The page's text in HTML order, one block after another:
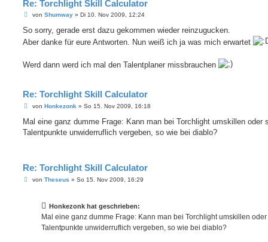
Re: Torchlight Skill Calculator
B
i
r
von Shumway» Di 10. Nov 2009, 12:24
So sorry, gerade erst dazu gekommen wieder reinzugucken.
Aber danke für eure Antworten. Nun weiß ich ja was mich erwartet
Werd dann werd ich mal den Talentplaner missbrauchen
Re: Torchlight Skill Calculator
B
i
r
von Honkezonk » So 15. Nov 2009, 16:18
Mal eine ganz dumme Frage: Kann man bei Torchlight umskillen oder
Talentpunkte unwiderruflich vergeben, so wie bei diablo?
Re: Torchlight Skill Calculator
Bvon Theseus » So 15. Nov 2009, 16:29
Honkezonk hat geschrieben:
Mal eine ganz dumme Frage: Kann man bei Torchlight umskillen
Talentpunkte unwiderruflich vergeben, so wie bei diablo?